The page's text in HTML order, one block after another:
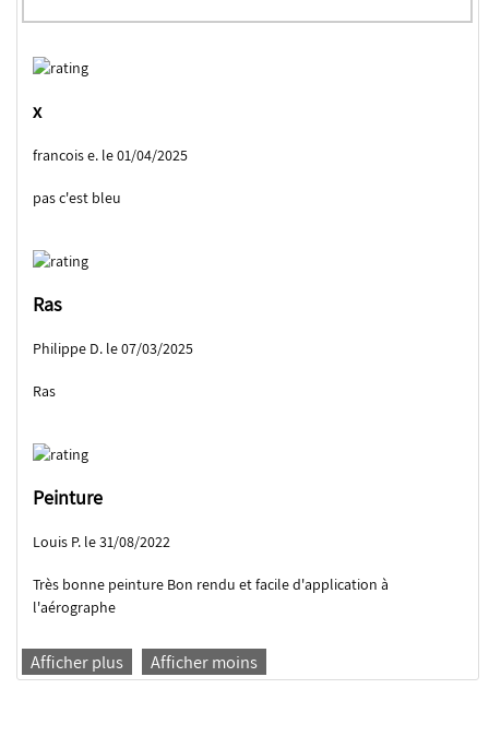
x
francois e. le 01/04/2025
pas c'est bleu
Ras
Philippe D. le 07/03/2025
Ras
Peinture
Louis P. le 31/08/2022
Très bonne peinture Bon rendu et facile d'application à
l'aérographe
Afficher plus Afficher moins